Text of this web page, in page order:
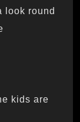
look round
kids are